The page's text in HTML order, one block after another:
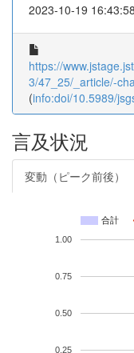
2023-10-19 16:43:58
https://
3/47_25/_article/-
(info:doi/10.5989/
言及状況
変動（ピーク前後）
合計
0.25
0.50
0.75
1.00